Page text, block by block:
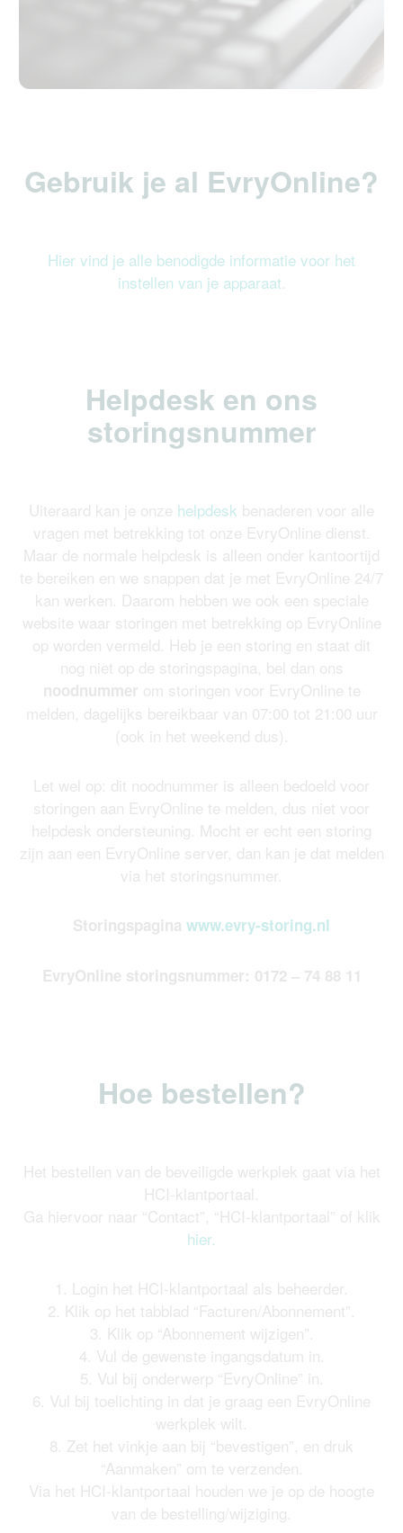
Gebruik je al EvryOnline?
Hier vind je alle benodigde informatie voor het
instellen van je apparaat
Helpdesk en ons
storingsnummer
Uiteraard kan je onze helpdesk benaderen voor alle
vragen met betrekking tot onze EvryOnline dienst.
Maar de normale helpdesk is alleen onder kantoortijd
te bereiken en we snappen dat je met EvryOnline 24/7
kan werken. Daarom hebben we ook een speciale
website waar storingen met betrekking op EvryOnline
op worden vermeld. Heb je een storing en staat dit
nog niet op de storingspagina, bel dan ons
noodnummer om storingen voor EvryOnline te
melden, dagelijks bereikbaar van 07:00 tot 21:00 uur
(ook in het weekend dus).
Let wel op: dit noodnummer is alleen bedoeld voor
storingen aan EvryOnline te melden, dus niet voor
helpdesk ondersteuning. Mocht er echt een storing
zijn aan een EvryOnline server, dan kan je dat melden
via het storingsnummer.
Storingspagina www.evry-storing.nl
EvryOnline storingsnummer: 0172 – 74 88 11
Hoe bestellen?
Het bestellen van de beveiligde werkplek gaat via het
HCI-klantportaal.
Ga hiervoor naar “Contact”, “HCI-klantportaal” of klik
hier.
1. Login het HCI-klantportaal als beheerder.
2. Klik op het tabblad “Facturen/Abonnement”.
3. Klik op “Abonnement wijzigen”.
4. Vul de gewenste ingangsdatum in.
5. Vul bij onderwerp “EvryOnline” in.
6. Vul bij toelichting in dat je graag een EvryOnline
werkplek wilt.
8. Zet het vinkje aan bij “bevestigen”, en druk
“Aanmaken” om te verzenden.
Via het HCI-klantportaal houden we je op de hoogte
van de bestelling/wijziging.